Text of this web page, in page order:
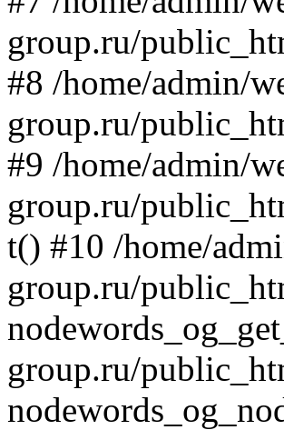
group.ru/
#8 /home/admin/
group.ru/
#9 /home/admin/
group.ru/
t() #10 /home/
group.ru/
group.ru/